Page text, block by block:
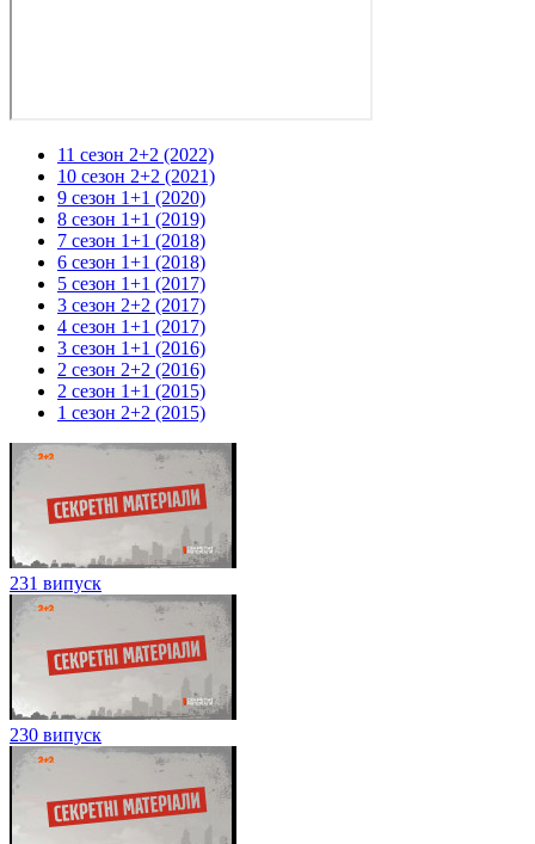
11 сезон 2+2 (2022)
10 сезон 2+2 (2021)
9 сезон 1+1 (2020)
8 сезон 1+1 (2019)
7 сезон 1+1 (2018)
6 сезон 1+1 (2018)
5 сезон 1+1 (2017)
3 сезон 2+2 (2017)
4 сезон 1+1 (2017)
3 сезон 1+1 (2016)
2 сезон 2+2 (2016)
2 сезон 1+1 (2015)
1 сезон 2+2 (2015)
231 випуск
230 випуск